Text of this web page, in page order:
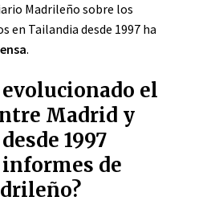
Madrileño sobre los
Tailandia desde 1997 ha
.
evolucionado el
Madrid y
1997
de